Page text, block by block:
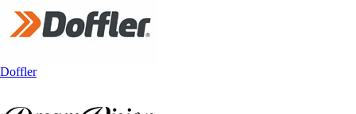
Doffler